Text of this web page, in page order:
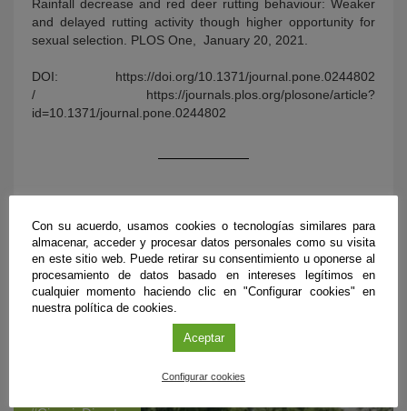
Rainfall decrease and red deer rutting behaviour: Weaker
and delayed rutting activity though higher opportunity for
sexual selection. PLOS One, January 20, 2021.
DOI: https://doi.org/10.1371/journal.pone.0244802
/ https://journals.plos.org/plosone/article?
id=10.1371/journal.pone.0244802
ÚLTIMAS PUBLICACIONES
Con su acuerdo, usamos cookies o tecnologías similares para
almacenar, acceder y procesar datos personales como su visita
en este sitio web. Puede retirar su consentimiento u oponerse al
procesamiento de datos basado en intereses legítimos en
cualquier momento haciendo clic en "Configurar cookies" en
nuestra política de cookies.
Aceptar
Configurar cookies